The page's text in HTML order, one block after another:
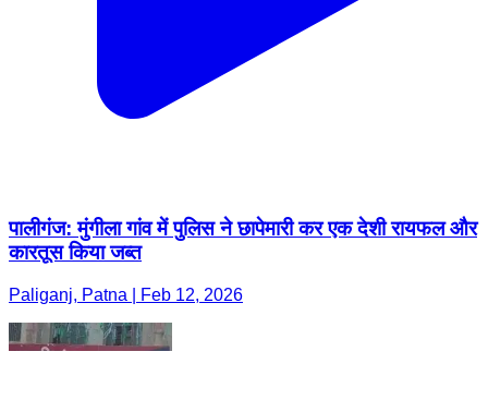
पालीगंज: मुंगीला गांव में पुलिस ने छापेमारी कर एक देशी रायफल और
कारतूस किया जब्त
Paliganj, Patna | Feb 12, 2026